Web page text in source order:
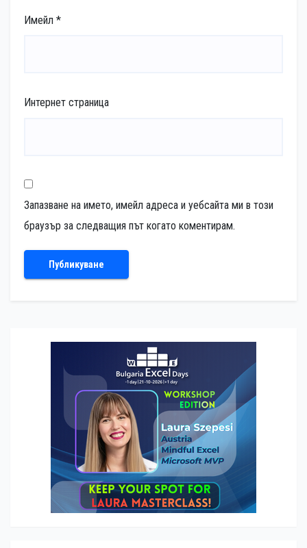
Имейл *
Интернет страница
Запазване на името, имейл адреса и уебсайта ми в този
браузър за следващия път когато коментирам.